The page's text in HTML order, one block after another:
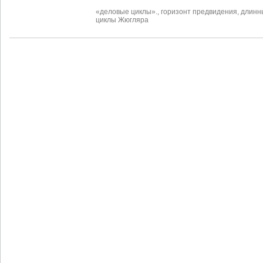
«деловые циклы». горизонт предвидения
циклы Жюгляра